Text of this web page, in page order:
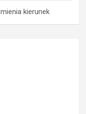
kierunek